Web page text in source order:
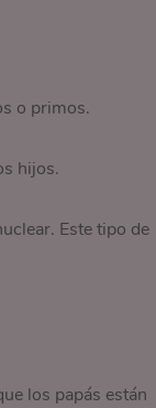
o primos.
hijos.
Este tipo de
los papás están